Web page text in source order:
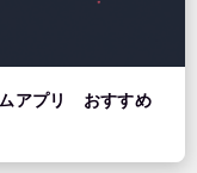
ムアプリ おすすめ